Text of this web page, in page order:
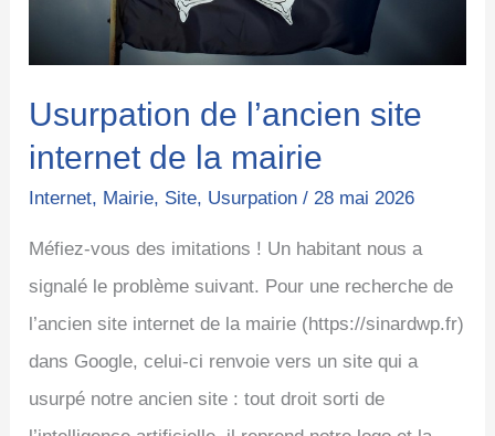
Usurpation de l’ancien site
internet de la mairie
Internet, Mairie, Site, Usurpation /28 mai 2026
Méfiez-vous des imitations ! Un habitant nous a
signalé le problème suivant. Pour une recherche de
l’ancien site internet de la mairie (https://sinardwp.fr)
dans Google, celui-ci renvoie vers un site qui a
usurpé notre ancien site : tout droit sorti de